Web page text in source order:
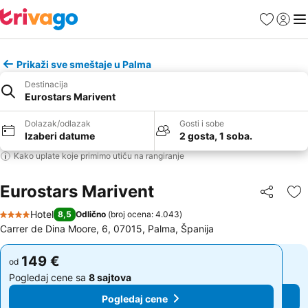
FavoritiPrijavi
Prikaži sve smeštaje u Palma
Destinacija
Eurostars Marivent
Dolazak/odlazak
Izaberi datume
Gosti i sobe
2 gosta, 1 soba.
Kako uplate koje primimo utiču na rangiranje
Eurostars Marivent Deli
4 Zvezdice
Hotel 8,5 Odlično (broj ocena: 4.043)
Carrer de Dina Moore, 6, 07015, Palma, Španija
od 149 €
Pogledaj cene sa 8 sajtova
Pogledaj cene
od 149 €
Pogledaj cene sa 8 sajtova
Pogledaj cene